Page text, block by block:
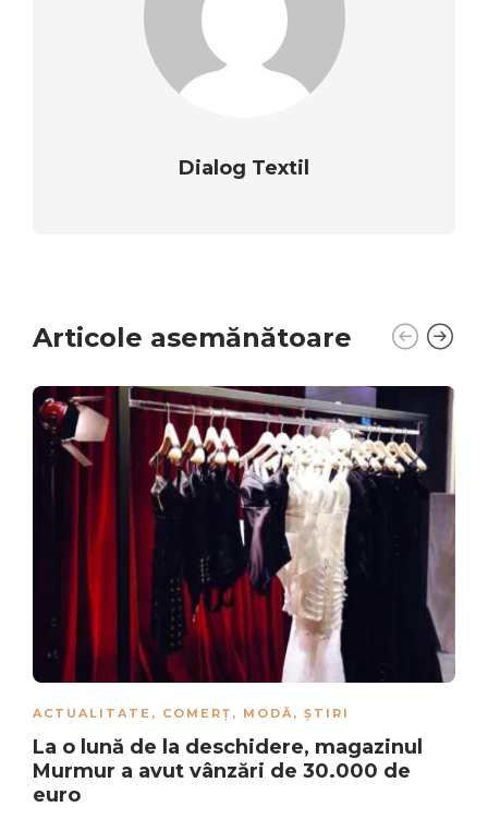
Dialog Textil
Articole asemănătoare
ACTUALITATE , COMERȚ , MODĂ, ȘTIRI
La o lună de la deschidere, magazinul
Murmur a avut vânzări de 30.000 de
euro